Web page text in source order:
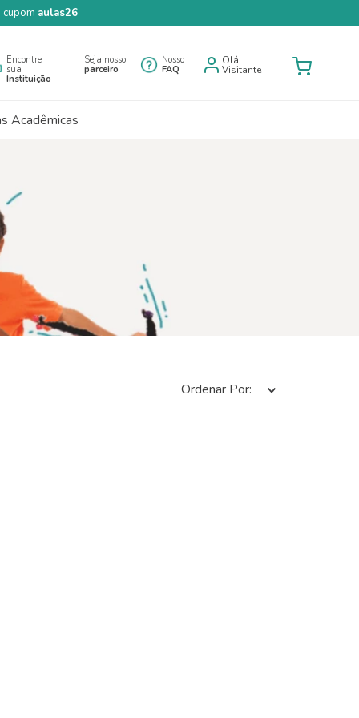
aulas26
Encontre
sua
Instituição
Seja nosso
parceiro
Nosso
FAQ
Olá
Visitante
Acadêmicas
Ordenar Por